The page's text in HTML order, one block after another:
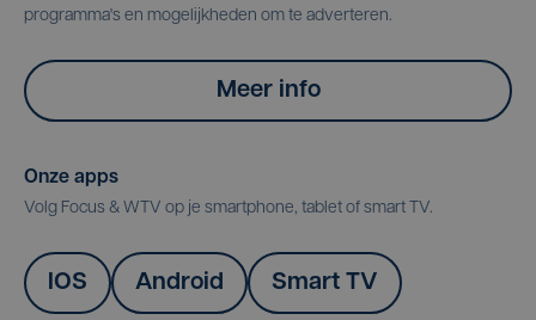
programma's en mogelijkheden om te adverteren.
Meer info
Onze apps
Volg Focus & WTV op je smartphone, tablet of smart TV.
IOS Android Smart TV